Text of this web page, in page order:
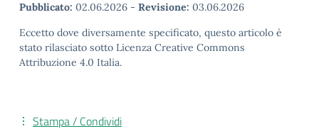
Pubblicato: 02.06.2026 - Revisione: 03.06.2026
Eccetto dove diversamente specificato, questo articolo è
stato rilasciato sotto Licenza Creative Commons
Attribuzione 4.0 Italia.
Stampa / Condividi